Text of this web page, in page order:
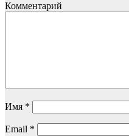
Комментарий
Имя *
Email *